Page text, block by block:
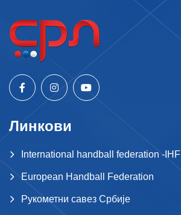
Линкови
International handball federation -IHF
European Handball Federation
Рукометни савез Србије